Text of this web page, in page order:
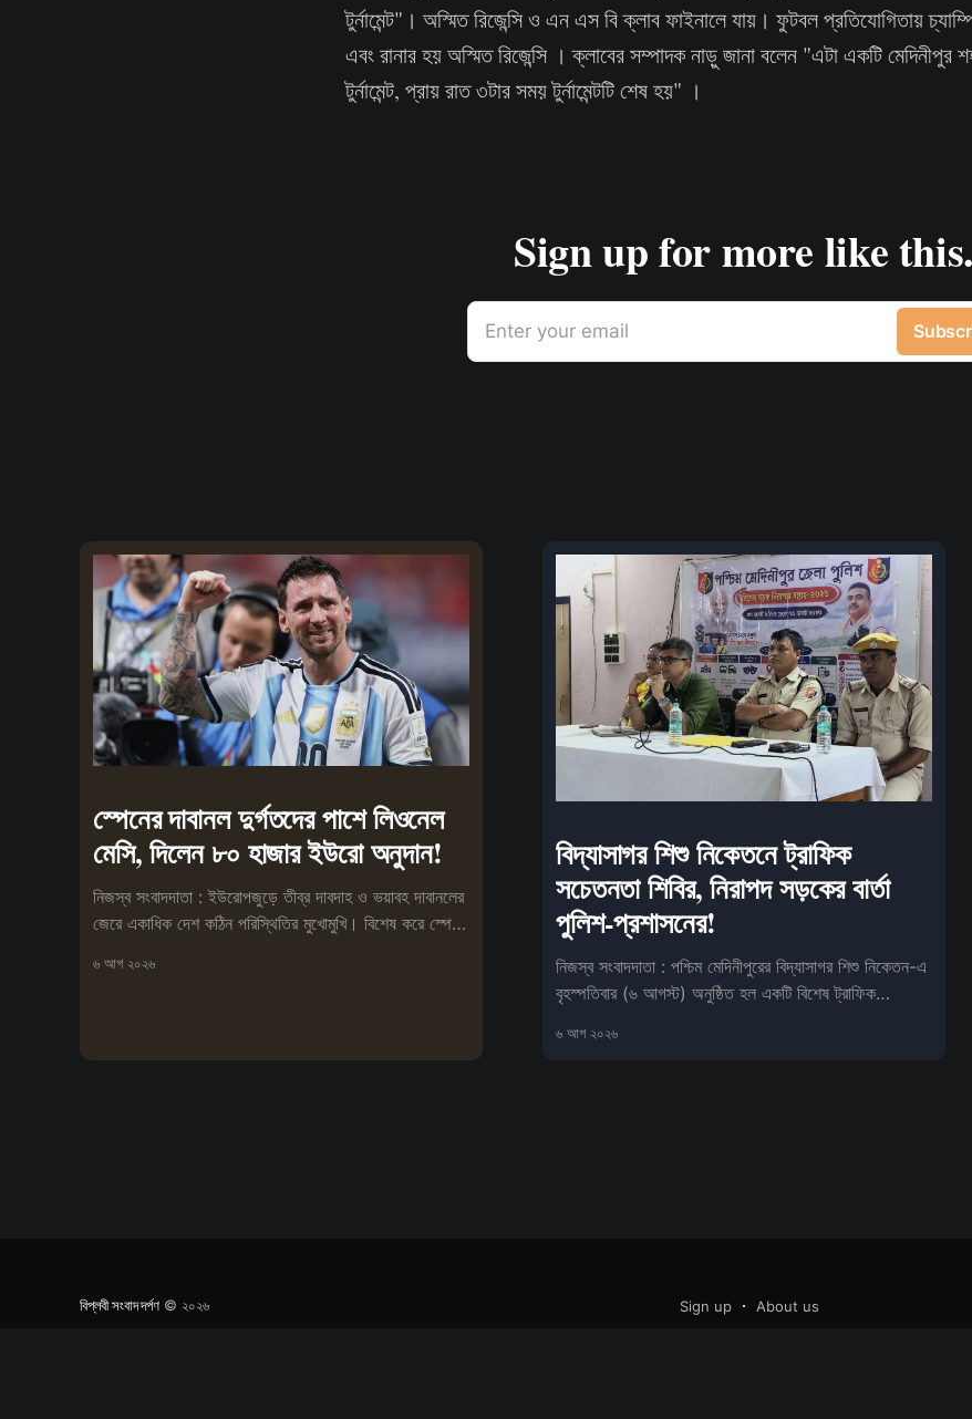
টুর্নামেন্ট"। অস্মিত রিজেন্সি ও এন এস বি ক্লাব ফাইনালে যায়। ফুটবল প্রতিযোগিতায়
এবং রানার হয় অস্মিত রিজেন্সি । ক্লাবের সম্পাদক নাড়ু জানা বলেন "এটা একটি
টুর্নামেন্ট, প্রায় রাত ৩টার সময় টুর্নামেন্টটি শেষ হয়" ।
Sign up for more like this.
Enter your email
স্পেনের দাবানল দুর্গতদের পাশে লিওনেল
মেসি, দিলেন ৮০ হাজার ইউরো অনুদান!
নিজস্ব সংবাদদাতা : ইউরোপজুড়ে তীব্র দাবদাহ ও ভয়াবহ দাবানলের
জেরে একাধিক দেশ কঠিন পরিস্থিতির মুখোমুখি। বিশেষ করে স্পেনে
৬ আগ ২০২৬
বিদ্যাসাগর শিশু নিকেতনে ট্রাফিক
সচেতনতা শিবির, নিরাপদ সড়কের বার্তা
পুলিশ-প্রশাসনের!
নিজস্ব সংবাদদাতা : পশ্চিম মেদিনীপুরের বিদ্যাসাগর শিশু নিকেতন-এ
বৃহস্পতিবার (৬ আগস্ট) অনুষ্ঠিত হল একটি বিশেষ ট্রাফিক
৬ আগ ২০২৬
বিপ্লবী সংবাদ দর্পণ© ২০২৬ Sign up About us